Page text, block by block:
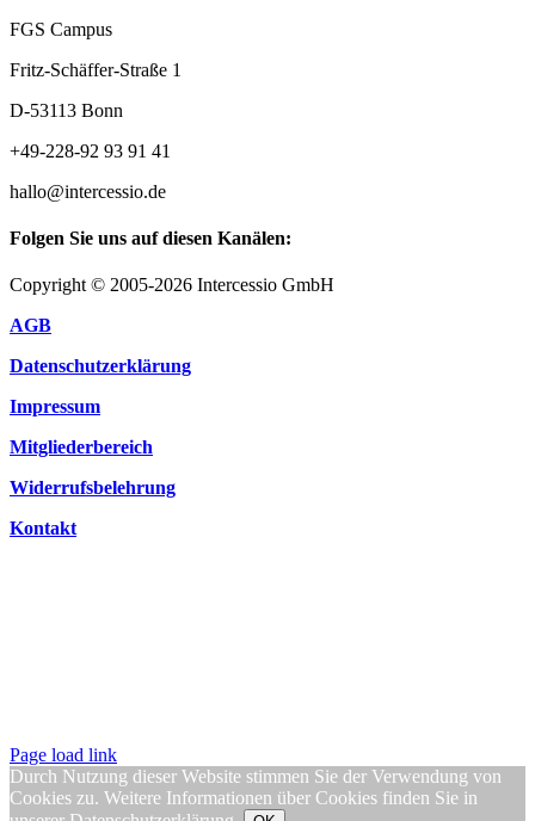
FGS Campus
Fritz-Schäffer-Straße 1
D-53113 Bonn
+49-228-92 93 91 41
hallo@intercessio.de
Folgen Sie uns auf diesen Kanälen:
Copyright © 2005-2026 Intercessio GmbH
AGB
Datenschutzerklärung
Impressum
Mitgliederbereich
Widerrufsbelehrung
Kontakt
Page load link
Durch Nutzung dieser Website stimmen Sie der Verwendung von
Cookies zu. Weitere Informationen über Cookies finden Sie in